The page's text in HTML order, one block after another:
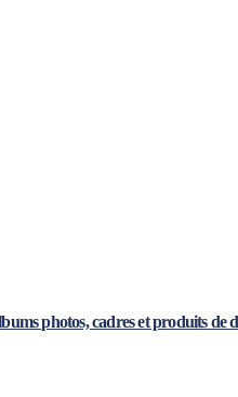
photos, cadres et produits de